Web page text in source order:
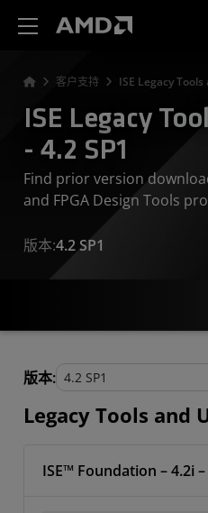
客户支持 ISE Legacy
ISE Legacy
- 4.2 SP1
Find prior version
and FPGA Design Tools
版本:4.2 SP1
版本:
Legacy Tools and
ISE™ Foundation – 4.2i